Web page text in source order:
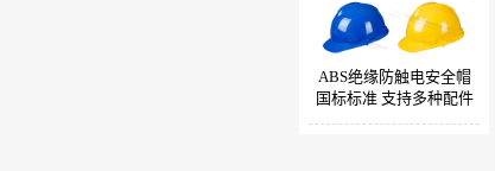
ABS绝缘防触电安全帽
国标标准 支持多种配件